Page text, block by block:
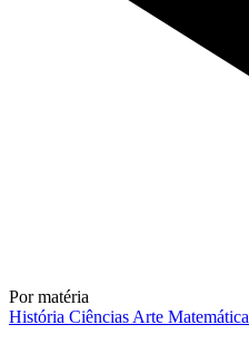
Por matéria
História Ciências Arte Matemática